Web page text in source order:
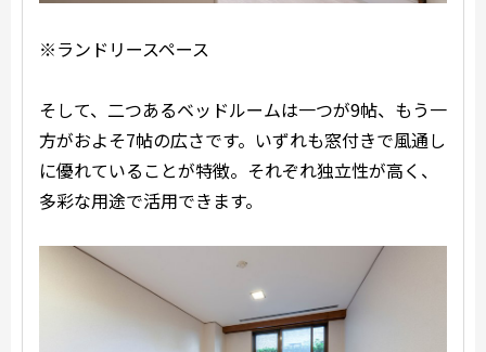
※ランドリースペース
そして、二つあるベッドルームは一つが9帖、もう一
方がおよそ7帖の広さです。いずれも窓付きで風通し
に優れていることが特徴。それぞれ独立性が高く、
多彩な用途で活用できます。